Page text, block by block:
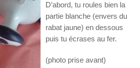
D’abord, tu roules bien la
partie blanche (envers du
rabat jaune) en dessous
puis tu écrases au fer.
(photo prise avant)